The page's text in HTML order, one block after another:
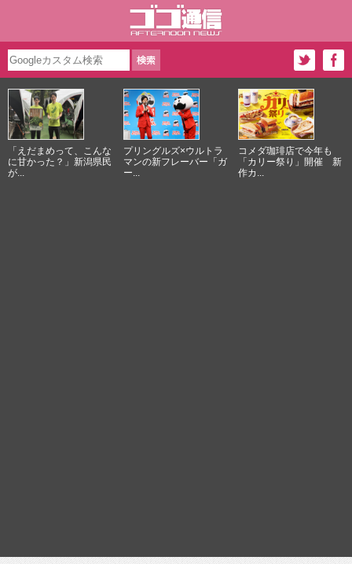
「えだまめって、こんな
に甘かった？」新潟県民
が...
プリングルズ×ウルトラ
マンの新フレーバー「ガ
ー...
コメダ珈琲店で今年も
「カリー祭り」開催 新
作カ...